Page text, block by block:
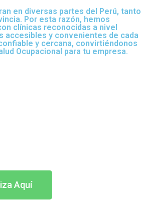
en diversas partes del Perú, tanto
Por esta razón, hemos
clínicas reconocidas a nivel
accesibles y convenientes de cada
y cercana, convirtiéndonos
Ocupacional para tu empresa.
Aquí